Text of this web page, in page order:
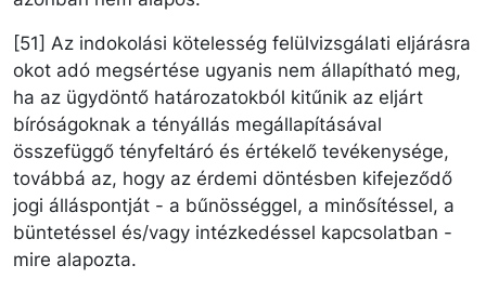
[51] Az indokolási kötelesség felülvizsgálati eljárásra
okot adó megsértése ugyanis nem állapítható meg,
ha az ügydöntő határozatokból kitűnik az eljárt
bíróságoknak a tényállás megállapításával
összefüggő tényfeltáró és értékelő tevékenysége,
továbbá az, hogy az érdemi döntésben kifejeződő
jogi álláspontját - a bűnösséggel, a minősítéssel, a
büntetéssel és/vagy intézkedéssel kapcsolatban -
mire alapozta.